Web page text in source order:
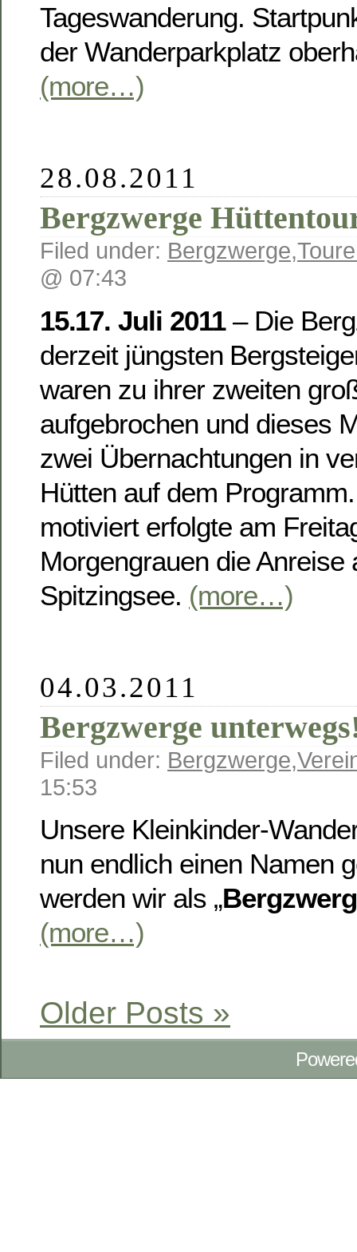
Tageswanderung.
der Wanderparkplatz
(more…)
28.08.2011
Bergzwerge
Filed under: Bergzwerge,
@ 07:43
15.17. Juli 2011– Die
derzeit jüngsten
waren zu ihrer zweiten
aufgebrochen und dieses
zwei Übernachtungen in
Hütten auf dem
motiviert erfolgte am
Morgengrauen die Anreise
Spitzingsee. (more…)
04.03.2011
Bergzwerge
Filed under: Bergzwerge,
15:53
Unsere Kleinkinder-
nun endlich einen Namen
werden wir als „
(more…)
Older Posts »